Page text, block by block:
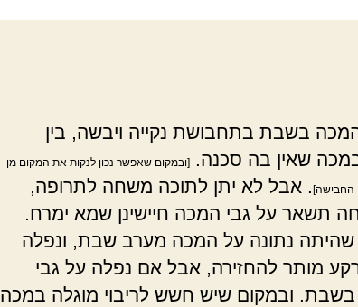
בשבת בתחבושת נקייה ויבשה, בין
שאין בה סכנה.
[ובמקום שאפשר נכון לנקות את המקום מן
החבישה]
. אבל לא יתן לתוכה משחה לתרופה,
תשאר על גבי המכה חיישינן שמא ימרח.
נתונה על המכה מערב שבת, ונפלה
מותר להחזירה, אבל אם נפלה על גבי
ובמקום שיש חשש לריבוי מוגלה במכה